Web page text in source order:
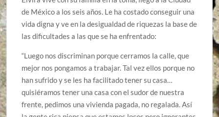
de México a los seis años. Le ha costado conseguir una
vida digna y ve en la desigualdad de riquezas la base de
las dificultades a las que se ha enfrentado:
“Luego nos discriminan porque cerramos la calle, que
mejor nos pongamos a trabajar. Tal vez ellos porque no
han sufrido y se les ha facilitado tener su casa…
quisiéramos tener una casa con el sudor de nuestra
frente, pedimos una vivienda pagada, no regalada. Así